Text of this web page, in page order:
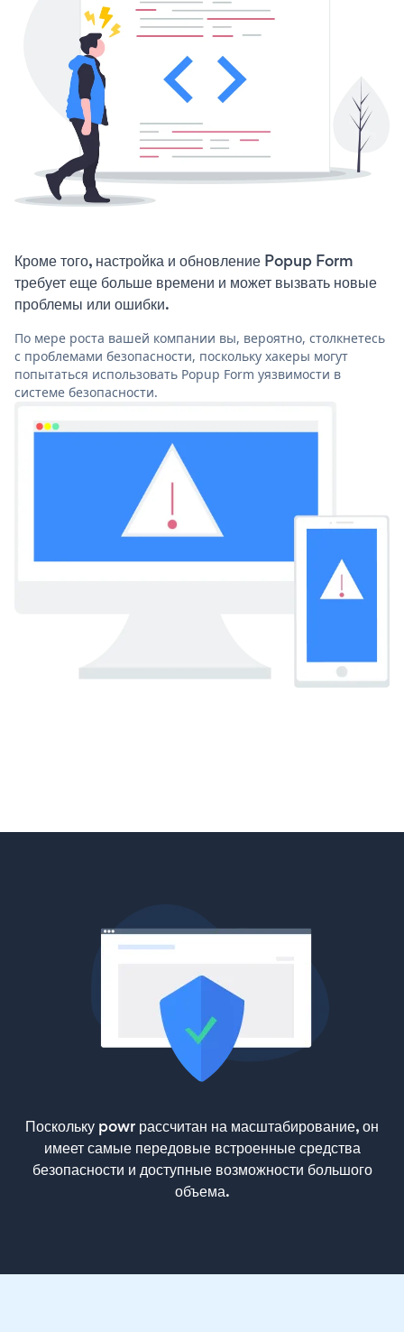
Кроме того, настройка и обновление Popup Form
требует еще больше времени и может вызвать новые
проблемы или ошибки.
По мере роста вашей компании вы, вероятно, столкнетесь
с проблемами безопасности, поскольку хакеры могут
попытаться использовать Popup Form уязвимости в
системе безопасности.
Поскольку powr рассчитан на масштабирование, он
имеет самые передовые встроенные средства
безопасности и доступные возможности большого
объема.